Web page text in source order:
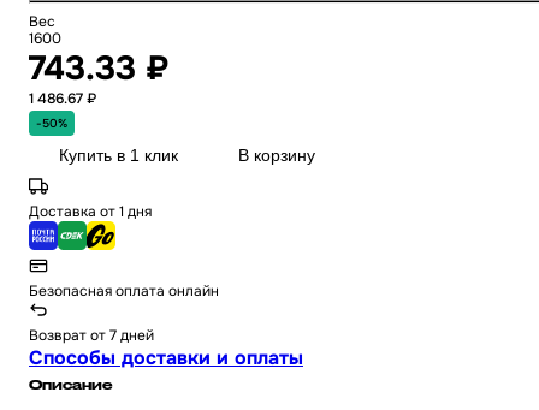
Вес
1600
743.33 ₽
1 486.67 ₽
-50%
Купить в 1 клик В корзину
Доставка от 1 дня
Безопасная оплата онлайн
Возврат от 7 дней
Способы доставки и оплаты
Описание